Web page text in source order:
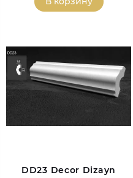
DD23 Decor Dizayn